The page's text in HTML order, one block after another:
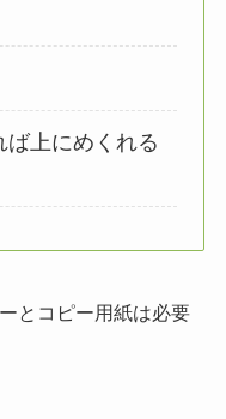
ば上にめくれる
とコピー用紙は必要